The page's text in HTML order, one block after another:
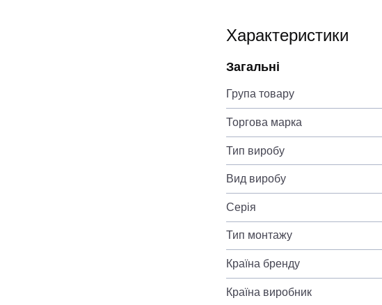
Характеристики
Загальні
Група товару
Торгова марка
Тип виробу
Вид виробу
Серія
Тип монтажу
Країна бренду
Країна виробник